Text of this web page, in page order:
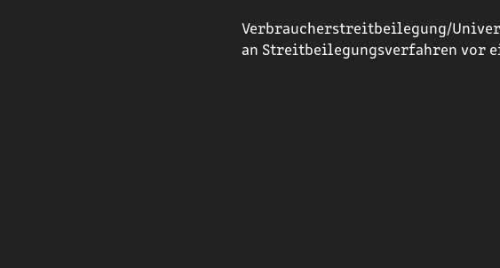
Verbraucherstreitbeilegung/
an Streitbeilegungsverfahren vor